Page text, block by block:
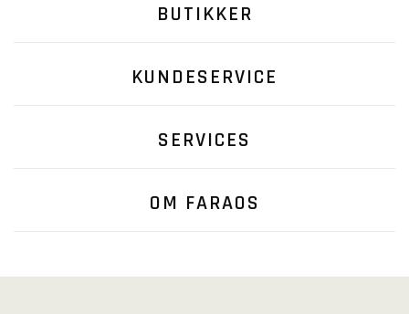
BUTIKKER
KUNDESERVICE
SERVICES
OM FARAOS